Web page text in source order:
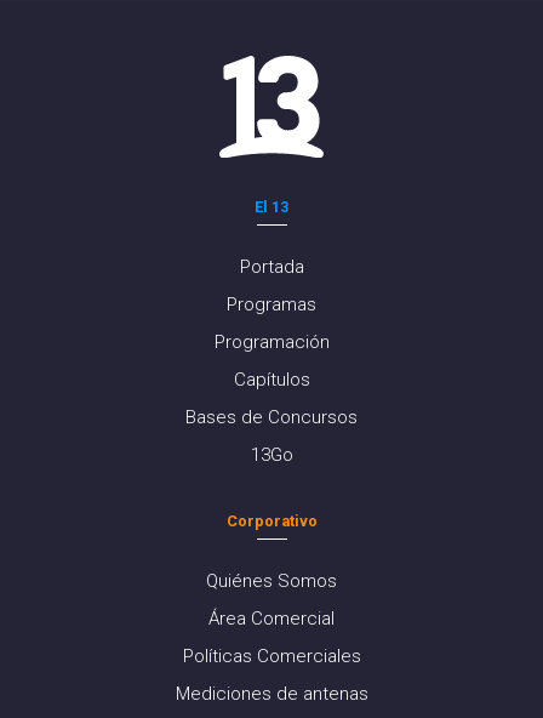
El 13
Portada
Programas
Programación
Capítulos
Bases de Concursos
13Go
Corporativo
Quiénes Somos
Área Comercial
Políticas Comerciales
Mediciones de antenas